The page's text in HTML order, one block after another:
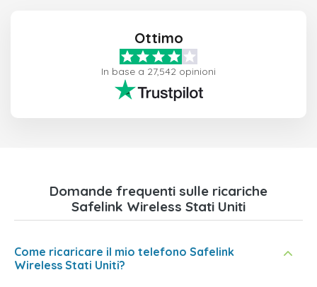
Ottimo
In base a 27,542 opinioni
Domande frequenti sulle ricariche
Safelink Wireless Stati Uniti
Come ricaricare il mio telefono Safelink
Wireless Stati Uniti?